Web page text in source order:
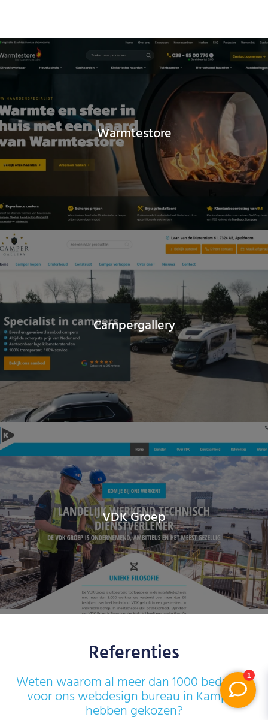
Warmtestore
Campergallery
VDK Groep
Referenties
Weten waarom al meer dan 1000 bedrijven
voor ons webdesign bureau in Kampen
hebben gekozen?